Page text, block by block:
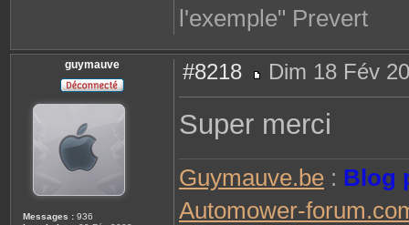
l'exemple" Prevert
guymauve
Messages : 936
#8218
e
s
Dim 18 Fév
Super merci
Guymauve.be : Blog
Automower-